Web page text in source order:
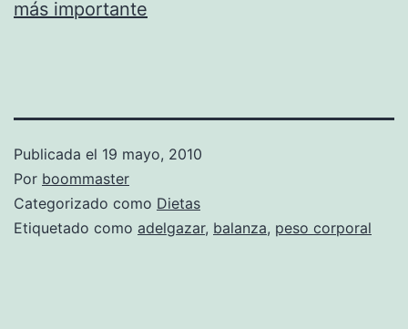
más importante
Publicada el 19 mayo, 2010
Por boommaster
Categorizado como Dietas
Etiquetado como adelgazar, balanza, peso corporal